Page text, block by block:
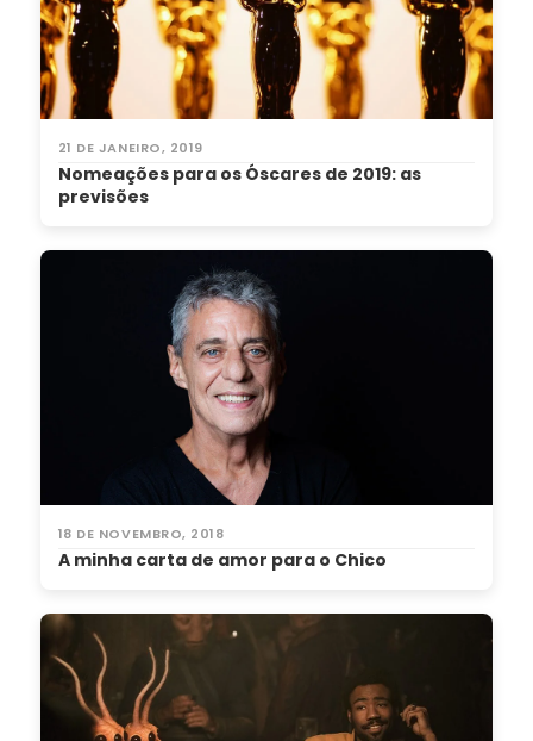
21 DE JANEIRO, 2019
Nomeações para os Óscares de 2019: as
previsões
18 DE NOVEMBRO, 2018
A minha carta de amor para o Chico